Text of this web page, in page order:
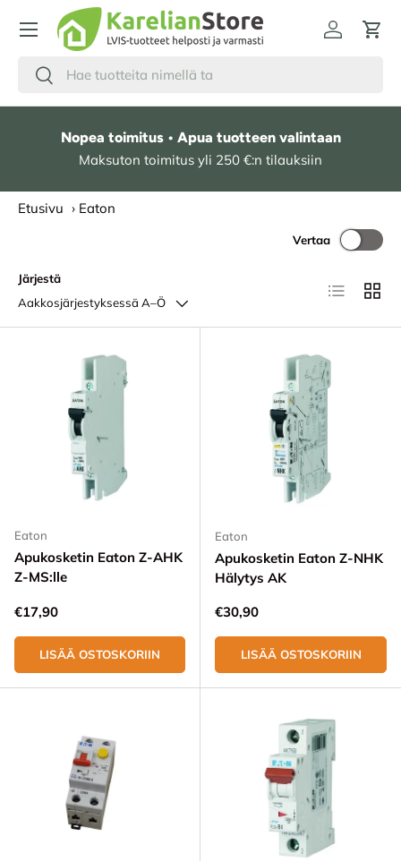
HYPPÄÄ SISÄLTÖÖN
Hae
Etsi
Kirjaudu
Nopea toimitus • Apua tuotteen valintaan
Maksuton toimitus yli 250 €:n tilauksiin
Etusivu › Eaton
Järjestä
Aakkosjärjestyksessä A–Ö
Vertaa
Lista
Eaton
Apukosketin Eaton Z-AHK
Z-MS:lle
Normaali hinta
€17,90
LISÄÄ OSTOSKORIIN
Eaton
Apukosketin Eaton Z-NHK
Hälytys AK
Normaali hinta
€30,90
LISÄÄ OSTOSKORIIN